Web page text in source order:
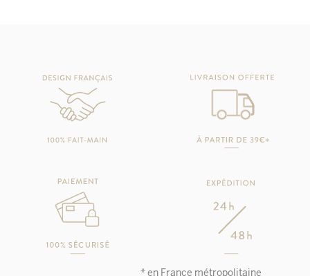
* en France métropolitaine